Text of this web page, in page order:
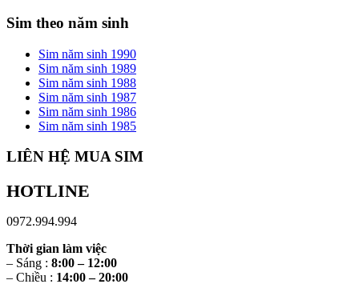
Sim theo năm sinh
Sim năm sinh 1990
Sim năm sinh 1989
Sim năm sinh 1988
Sim năm sinh 1987
Sim năm sinh 1986
Sim năm sinh 1985
LIÊN HỆ MUA SIM
HOTLINE
0972.994.994
Thời gian làm việc
– Sáng : 8:00 – 12:00
– Chiều : 14:00 – 20:00